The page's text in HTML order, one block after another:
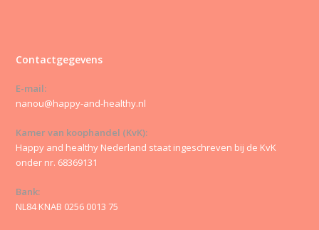
Contactgegevens
E-mail:
nanou@happy-and-healthy.nl
Kamer van koophandel (KvK):
Happy and healthy Nederland staat ingeschreven bij de KvK
onder nr. 68369131
Bank:
NL84 KNAB 0256 0013 75